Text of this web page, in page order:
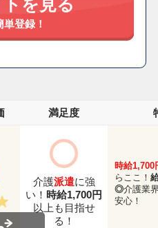
登録！
満足度
介護派遣に強
い！ 時給1,700円
以上も目指せ
る！
時給1,700
らここ！
◎介護業
安心！